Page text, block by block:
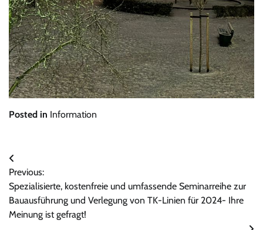
Posted in Information
Beitragsnavigation
Previous:
Spezialisierte, kostenfreie und umfassende Seminarreihe zur
Bauausführung und Verlegung von TK-Linien für 2024- Ihre
Meinung ist gefragt!